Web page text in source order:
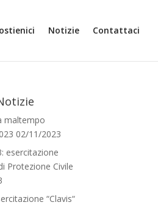
Notizie Contattaci
maltempo
02/11/2023
esercitazione
Protezione Civile
“Clavis“